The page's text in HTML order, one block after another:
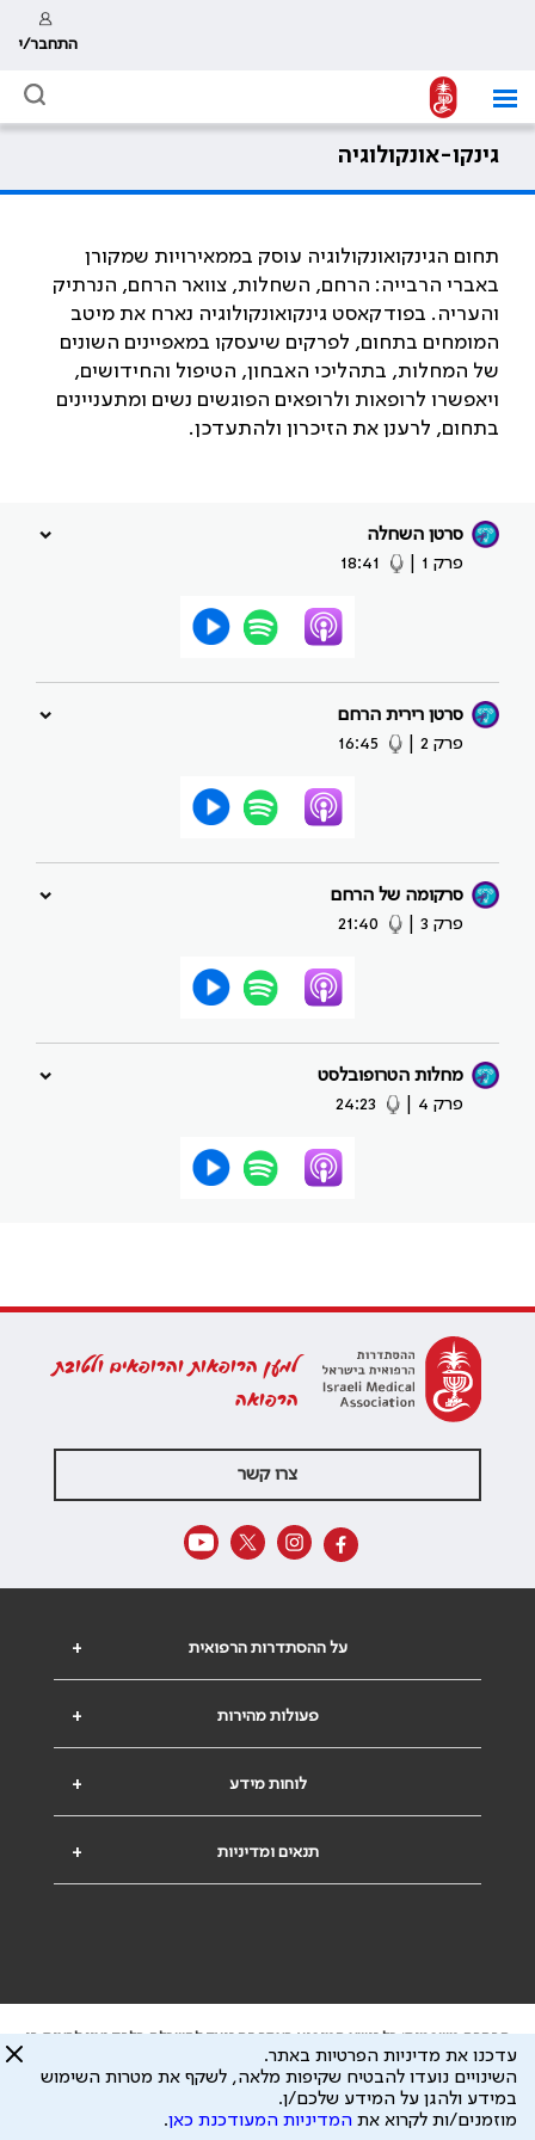
התחבר/י
גינקו-אונקולוגיה
תחום הגינקואונקולוגיה עוסק בממאירויות שמקורן
באברי הרבייה: הרחם, השחלות, צוואר הרחם, הנרתיק
והעריה. בפודקאסט גינקואונקולוגיה נארח את מיטב
המומחים בתחום, לפרקים שיעסקו במאפיינים השונים
של המחלות, בתהליכי האבחון, הטיפול והחידושים,
ויאפשרו לרופאות ולרופאים הפוגשים נשים ומתעניינים
בתחום, לרענן את הזיכרון ולהתעדכן.
סרטן השחלה
פרק 1
|
18:41
סרטן רירית הרחם
פרק 2
|
16:45
סרקומה של הרחם
פרק 3
|
21:40
מחלות הטרופובלסט
פרק 4
|
24:23
למען הרופאות והרופאים ולטובת
הרפואה
צרו קשר
+ על ההסתדרות הרפואית
+ פעולות מהירות
+ לוחות מידע
+ תנאים ומדיניות
הבהרה משפטית: כל נושא המופיע באתר זה נועד להשכלה בלבד ואין לראות בו
ייעוץ רפואי או משפטי. אין הר"י אחראית לתוכן המתפרסם באתר זה ולכל נזק
שעלול להיגרם.
ידוע לי שהר"י אוספת ושומרת מידע אישי לצורך מתן השרות וכי חלק ממנו עשוי
להיות מועבר לצדדים שלישיים, הכל בכפוף ל מדיניות הפרטיות
עדכנו את מדיניות הפרטיות באתר.
השינויים נועדו להבטיח שקיפות מלאה, לשקף את מטרות השימוש
במידע ולהגן על המידע שלכם/ן.
מוזמנים/ות לקרוא את המדיניות המעודכנת כאן.